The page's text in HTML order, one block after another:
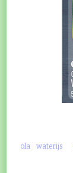
ola waterijs